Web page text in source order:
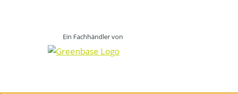
Ein Fachhändler von